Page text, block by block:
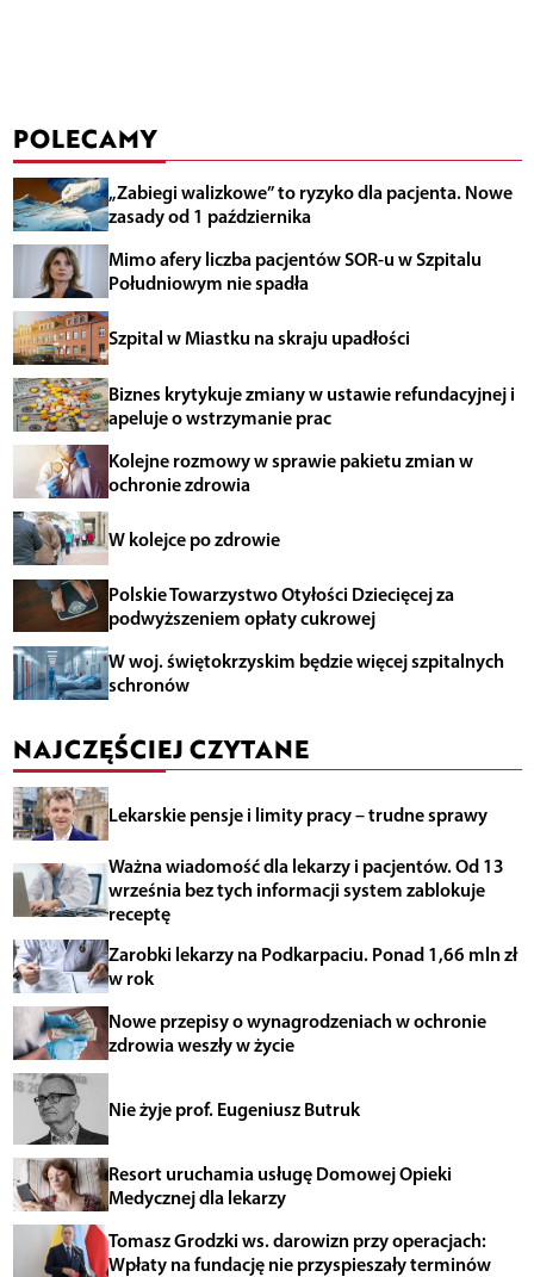
POLECAMY
„Zabiegi walizkowe” to ryzyko dla pacjenta. Nowe
zasady od 1 października
Mimo afery liczba pacjentów SOR-u w Szpitalu
Południowym nie spadła
Szpital w Miastku na skraju upadłości
Biznes krytykuje zmiany w ustawie refundacyjnej i
apeluje o wstrzymanie prac
Kolejne rozmowy w sprawie pakietu zmian w
ochronie zdrowia
W kolejce po zdrowie
Polskie Towarzystwo Otyłości Dziecięcej za
podwyższeniem opłaty cukrowej
W woj. świętokrzyskim będzie więcej szpitalnych
schronów
NAJCZĘŚCIEJ CZYTANE
Lekarskie pensje i limity pracy – trudne sprawy
Ważna wiadomość dla lekarzy i pacjentów. Od 13
września bez tych informacji system zablokuje
receptę
Zarobki lekarzy na Podkarpaciu. Ponad 1,66 mln zł
w rok
Nowe przepisy o wynagrodzeniach w ochronie
zdrowia weszły w życie
Nie żyje prof. Eugeniusz Butruk
Resort uruchamia usługę Domowej Opieki
Medycznej dla lekarzy
Tomasz Grodzki ws. darowizn przy operacjach:
Wpłaty na fundację nie przyspieszały terminów